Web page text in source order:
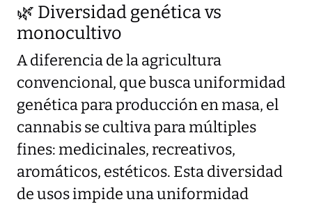
🌿 Diversidad genética vs
monocultivo
A diferencia de la agricultura
convencional, que busca uniformidad
genética para producción en masa, el
cannabis se cultiva para múltiples
fines: medicinales, recreativos,
aromáticos, estéticos. Esta diversidad
de usos impide una uniformidad